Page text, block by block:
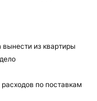
из квартиры
по поставкам